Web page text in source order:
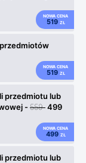
NOWA CENA
519 ZŁ
NOWA CENA
519 ZŁ
przedmiotu lub
-559499
NOWA CENA
499 ZŁ
przedmiotu lub